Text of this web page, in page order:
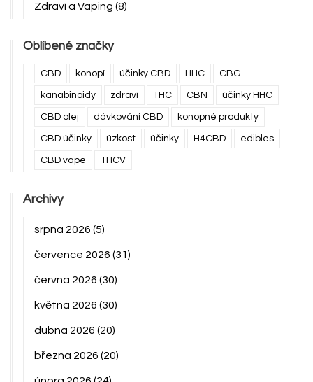
Zdraví a Vaping (8)
Oblíbené značky
CBD konopí účinky CBD HHC CBG
kanabinoidy zdraví THC CBN účinky HHC
CBD olej dávkování CBD konopné produkty
CBD účinky úzkost účinky H4CBD edibles
CBD vape THCV
Archivy
srpna 2026 (5)
července 2026 (31)
června 2026 (30)
května 2026 (30)
dubna 2026 (20)
března 2026 (20)